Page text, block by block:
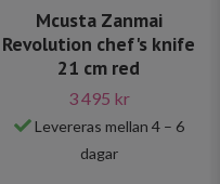
Mcusta Zanmai
Revolution chef's knife
21 cm red
3 495 kr
Levereras mellan 4 – 6
dagar